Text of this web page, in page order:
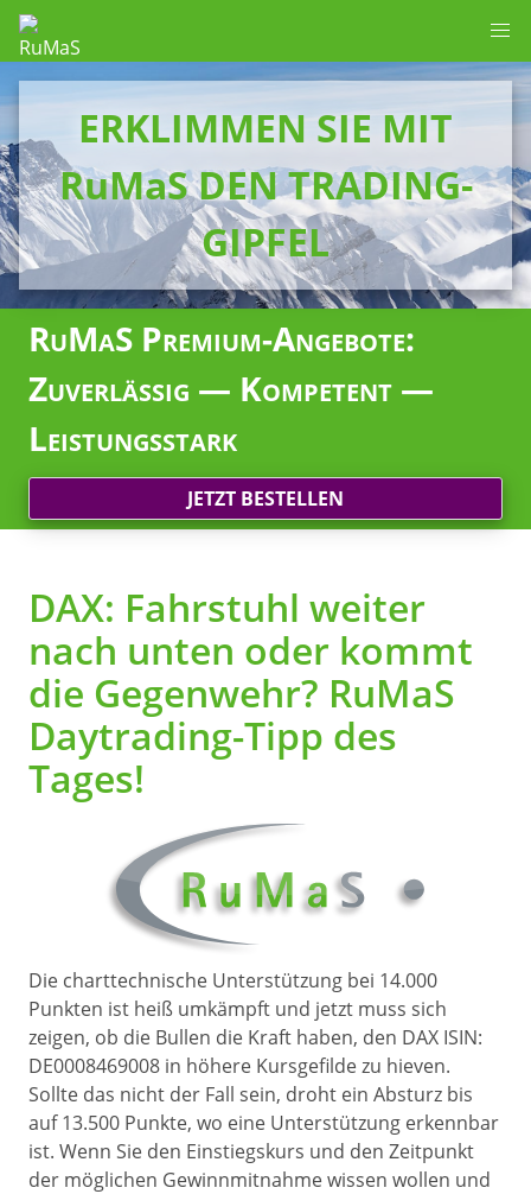
ERKLIMMEN SIE MIT
RuMaS DEN TRADING-
GIPFEL
RuMaS Premium-Angebote:
Zuverlässig — Kompetent —
Leistungsstark
JETZT BESTELLEN
DAX: Fahrstuhl weiter
nach unten oder kommt
die Gegenwehr? RuMaS
Daytrading-Tipp des
Tages!
Die charttechnische Unterstützung bei 14.000
Punkten ist heiß umkämpft und jetzt muss sich
zeigen, ob die Bullen die Kraft haben, den DAX ISIN:
DE0008469008 in höhere Kursgefilde zu hieven.
Sollte das nicht der Fall sein, droht ein Absturz bis
auf 13.500 Punkte, wo eine Unterstützung erkennbar
ist. Wenn Sie den Einstiegskurs und den Zeitpunkt
der möglichen Gewinnmitnahme wissen wollen und